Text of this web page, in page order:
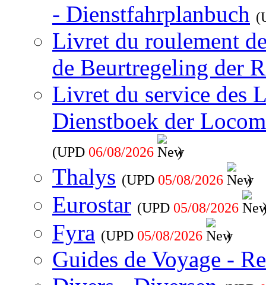
- Dienstfahrplanbuch
Livret du roulement
de Beurtregeling der
Livret du service des
Dienstboek der
(UPD 06/08/2026 )
Thalys (UPD 05/08/2026 )
Eurostar (UPD 05/08/2026
Fyra (UPD 05/08/2026 )
Guides de Voyage -